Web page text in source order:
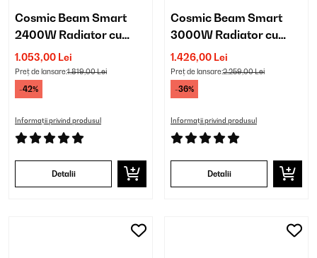
Cosmic Beam Smart
2400W Radiator cu
Infraroșu Montat pe
Perete Negru
1.053,00 Lei
Preț de lansare:1.819,00 Lei
-42%
Informații privind produsul
Detalii
Cosmic Beam Smart
3000W Radiator cu
Infraroșu Montat pe
Perete Alb
1.426,00 Lei
Preț de lansare:2.259,00 Lei
-36%
Informații privind produsul
Detalii